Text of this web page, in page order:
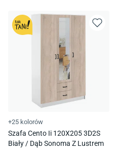
+25 kolorów
Szafa Cento Ii 120X205 3D2S
Biały / Dąb Sonoma Z Lustrem